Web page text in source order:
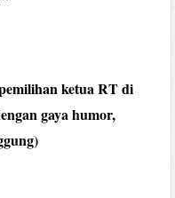
ketua RT di
gaya humor,